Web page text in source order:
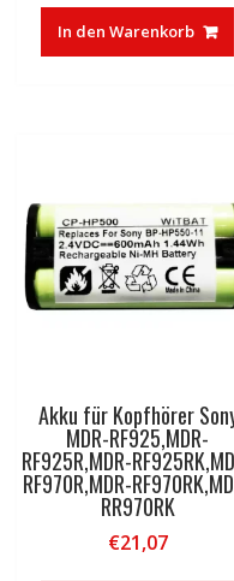
In den Warenkorb
Akku für Kopfhörer
MDR-RF925,MDR-
RF925R,MDR-
RF970R,MDR-
RR970RK
€21,07